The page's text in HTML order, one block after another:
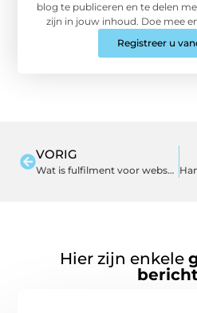
blog te publiceren en te delen
zijn in jouw inhoud. Doe mee
Registreer u
VORIG
Wat is fulfilment voor webshops?
Hier zijn enkele